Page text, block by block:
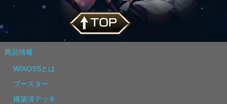
商品情報
WIXOSSとは
ブースター
構築済デッキ